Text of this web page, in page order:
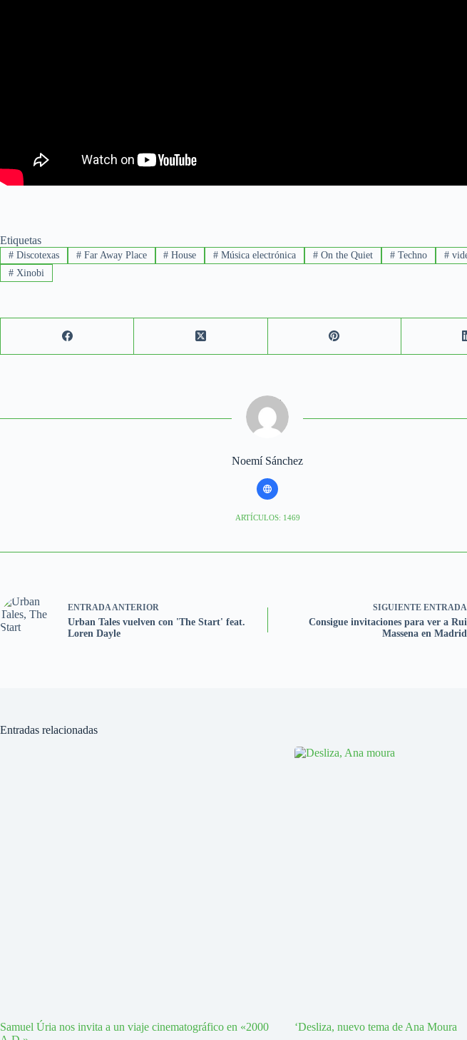
Etiquetas
#Discotexas #Far Away Place # House # Música electrónica # On the Quiet #Techno #
#Xinobi
Noemí Sánchez
ARTÍCULOS: 1469
ENTRADAANTERIOR
Urban Tales vuelven con 'The Start' feat.
Loren Dayle
SIGUIENTE ENTRADA
Consigue invitaciones para ver a Rui
Massena en Madrid
Entradas relacionadas
Samuel Úria nos invita a un viaje cinematográfico en «2000
‘Desliza, nuevo tema de Ana Moura